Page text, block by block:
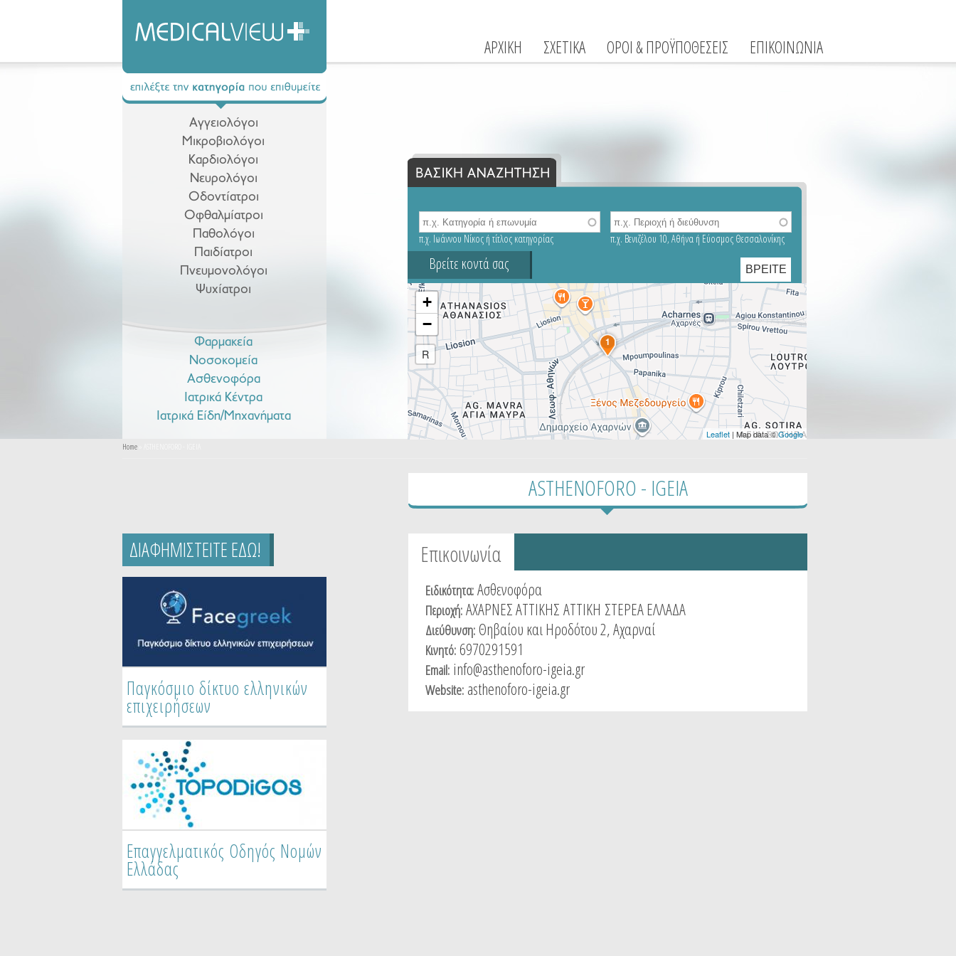
ΑΡΧΙΚΗ ΣΧΕΤΙΚΑ ΟΡΟΙ & ΠΡΟΫΠΟΘΕΣΕΙΣ ΕΠΙΚΟΙΝΩΝΙΑ
Αγγειολόγοι
Μικροβιολόγοι
Καρδιολόγοι
Νευρολόγοι
Οδοντίατροι
Οφθαλμίατροι
Παθολόγοι
Παιδίατροι
Πνευμονολόγοι
Ψυχίατροι
Φαρμακεία
Νοσοκομεία
Ασθενοφόρα
Ιατρικά Κέντρα
Ιατρικά Είδη/Μηχανήματα
π.χ. Ιωάννου Νίκος ή τίτλος κατηγορίας π.χ. Βενιζέλου 10, Αθήνα ή Εύοσμος Θεσσαλονίκης
Βρείτε κοντά σας
1
+
−
R
Leaflet | Map data ©Google
You are here
Home
ASTHENOFORO - IGEIA
Tabs group καταχώρησης
Επικοινωνία
tab)
Ειδικότητα:Ασθενοφόρα
Περιοχή:ΑΧΑΡΝΕΣ ΑΤΤΙΚΗΣ ΑΤΤΙΚΗ ΣΤΕΡΕΑ ΕΛΛΑΔΑ
Διεύθυνση: Θηβαίου και Ηροδότου 2, Αχαρναί
Κινητό: 6970291591
Email: info@asthenoforo-igeia.gr
Website: asthenoforo-igeia.gr
ΔΙΑΦΗΜΙΣΤΕΙΤΕ ΕΔΩ!
Παγκόσμιο δίκτυο ελληνικών
επιχειρήσεων
Επαγγελματικός Οδηγός Νομών
Ελλάδας